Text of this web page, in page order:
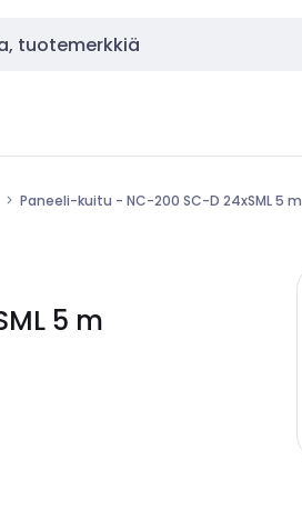
Paneeli-kuitu - NC-200 SC-D 24xSML 5 m
5 m